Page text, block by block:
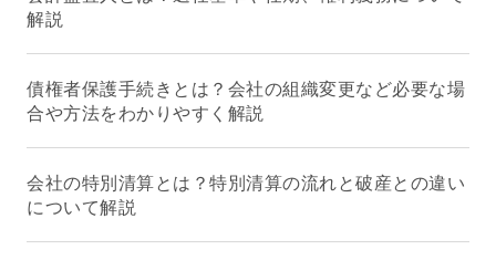
解説
債権者保護手続きとは？会社の組織変更など必要な場
合や方法をわかりやすく解説
会社の特別清算とは？特別清算の流れと破産との違い
について解説